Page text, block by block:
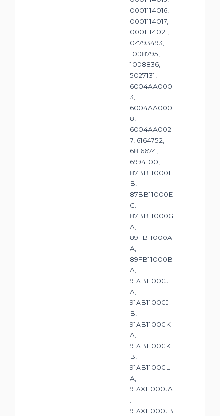
0001114016,
0001114017,
0001114021,
04793493,
1008795,
1008836,
5027131,
6004AA000
3,
6004AA000
8,
6004AA002
7, 6164752,
6816674,
6994100,
87BB11000E
B,
87BB11000E
C,
87BB11000G
A,
89FB11000A
A,
89FB11000B
A,
91AB11000J
A,
91AB11000J
B,
91AB11000K
A,
91AB11000K
B,
91AB11000L
A,
91AX11000JA
91AX11000JB